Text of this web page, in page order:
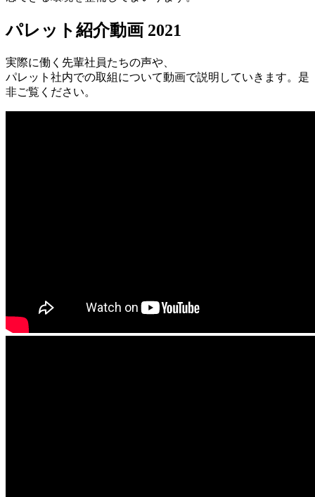
パレット紹介動画 2021
実際に働く先輩社員たちの声や、
パレット社内での取組について動画で説明していきます。是
非ご覧ください。